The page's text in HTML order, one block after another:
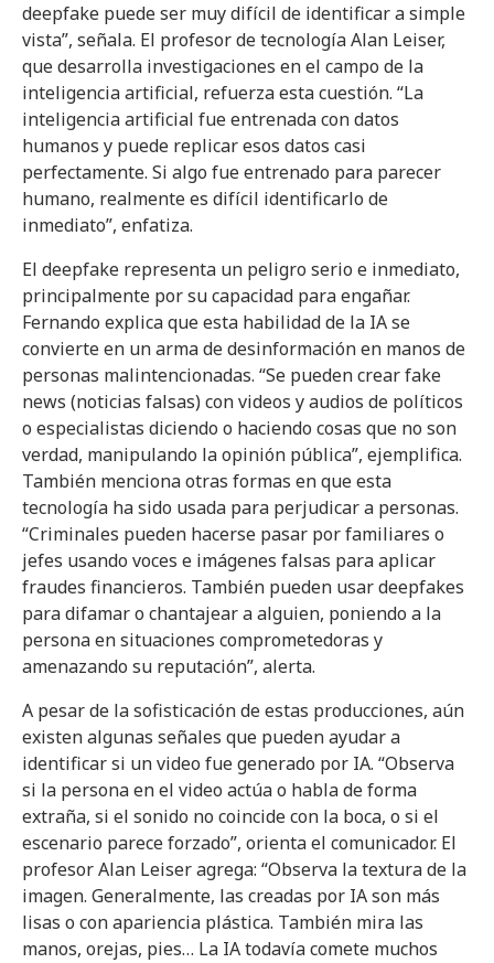
deepfake puede ser muy difícil de identificar a simple
vista”, señala. El profesor de tecnología Alan Leiser,
que desarrolla investigaciones en el campo de la
inteligencia artificial, refuerza esta cuestión. “La
inteligencia artificial fue entrenada con datos
humanos y puede replicar esos datos casi
perfectamente. Si algo fue entrenado para parecer
humano, realmente es difícil identificarlo de
inmediato”, enfatiza.
El deepfake representa un peligro serio e inmediato,
principalmente por su capacidad para engañar.
Fernando explica que esta habilidad de la IA se
convierte en un arma de desinformación en manos de
personas malintencionadas. “Se pueden crear fake
news (noticias falsas) con videos y audios de políticos
o especialistas diciendo o haciendo cosas que no son
verdad, manipulando la opinión pública”, ejemplifica.
También menciona otras formas en que esta
tecnología ha sido usada para perjudicar a personas.
“Criminales pueden hacerse pasar por familiares o
jefes usando voces e imágenes falsas para aplicar
fraudes financieros. También pueden usar deepfakes
para difamar o chantajear a alguien, poniendo a la
persona en situaciones comprometedoras y
amenazando su reputación”, alerta.
A pesar de la sofisticación de estas producciones, aún
existen algunas señales que pueden ayudar a
identificar si un video fue generado por IA. “Observa
si la persona en el video actúa o habla de forma
extraña, si el sonido no coincide con la boca, o si el
escenario parece forzado”, orienta el comunicador. El
profesor Alan Leiser agrega: “Observa la textura de la
imagen. Generalmente, las creadas por IA son más
lisas o con apariencia plástica. También mira las
manos, orejas, pies… La IA todavía comete muchos